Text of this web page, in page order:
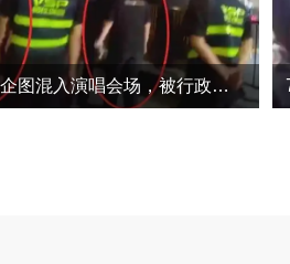
2人冒充保安企图混入演唱会场，被行政处罚